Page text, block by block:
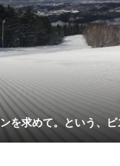
を求めて。という、ピ